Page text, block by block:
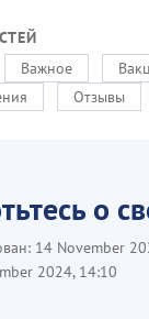
Важное
Отзывы
о
14 November
2024, 14:10